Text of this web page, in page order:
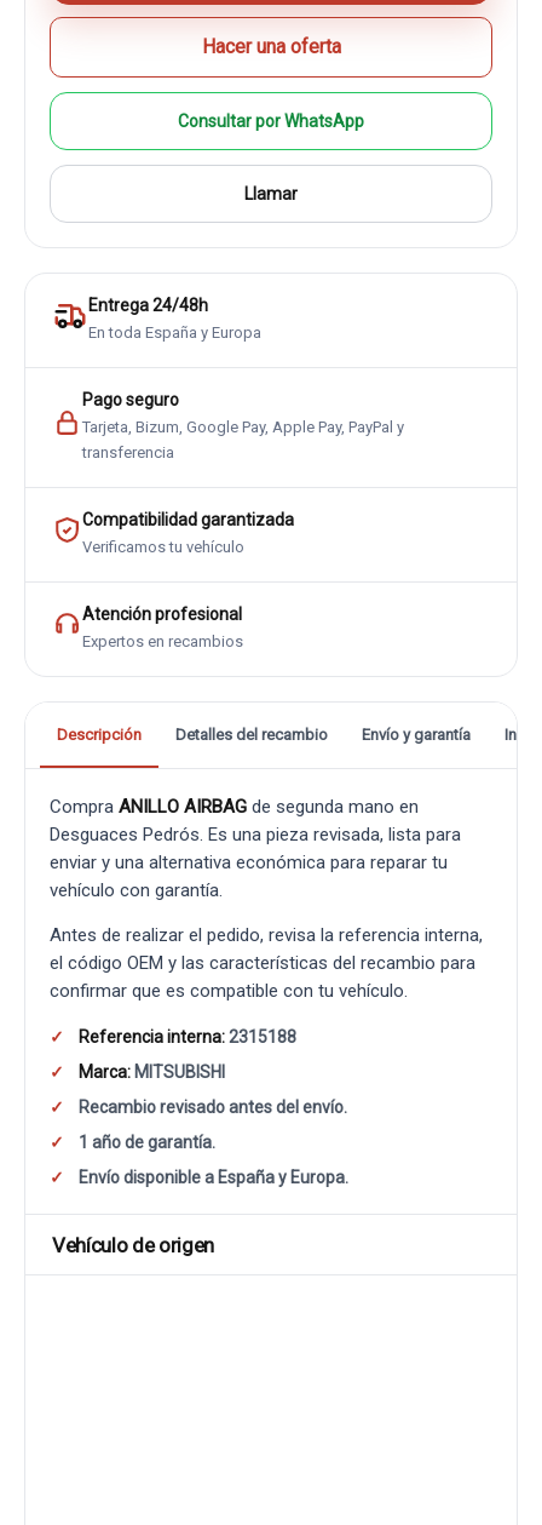
Hacer una oferta
Consultar por WhatsApp
Llamar
Entrega 24/48h
En toda España y Europa
Pago seguro
Tarjeta, Bizum, Google Pay, Apple Pay, PayPal y
transferencia
Compatibilidad garantizada
Verificamos tu vehículo
Atención profesional
Expertos en recambios
Descripción Detalles del recambio Envío y garantía
Compra ANILLO AIRBAG de segunda mano en
Desguaces Pedrós. Es una pieza revisada, lista para
enviar y una alternativa económica para reparar tu
vehículo con garantía.
Antes de realizar el pedido, revisa la referencia interna,
el código OEM y las características del recambio para
confirmar que es compatible con tu vehículo.
Referencia interna:2315188
Marca: MITSUBISHI
Recambio revisado antes del envío.
1 año de garantía.
Envío disponible a España y Europa.
Vehículo de origen